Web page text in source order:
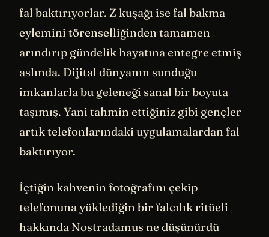
fal baktırıyorlar. Z kuşağı ise fal bakma
eylemini törenselliğinden tamamen
arındırıp gündelik hayatına entegre etmiş
aslında. Dijital dünyanın sunduğu
imkanlarla bu geleneği sanal bir boyuta
taşımış. Yani tahmin ettiğiniz gibi gençler
artık telefonlarındaki uygulamalardan fal
baktırıyor.
İçtiğin kahvenin fotoğrafını çekip
telefonuna yüklediğin bir falcılık ritüeli
hakkında Nostradamus ne düşünürdü